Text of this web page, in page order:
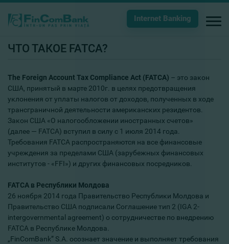
Internet Banking
ЧТО ТАКОЕ FATCA?
The Foreign Account Tax Compliance Act (FATCA) – это закон
США, принятый в марте 2010г. в целях предотвращения
уклонения от уплаты налогов от доходов, полученных в ходе
трансграничной деятельности американских резидентов.
Закон США «О налогообложении иностранных счетов»
(далее — FATCA) вступил в силу с 1 июля 2014 года.
Требования FATCA распространяются на все финансовые
учреждения за пределами США (зарубежных финансовых
институтов - «FFI») и других финансовых посредников.
FATCA в Республики Молдова
26 ноября 2014 года Правительство Республики Молдова и
Правительство США подписали Соглашение тип 2 (IGA 2-
intergovernmental agreement) о сотрудничестве по внедрению
FATCA в Республике Молдова.
„FinComBank” S.A. осознает значение и выполняет требования